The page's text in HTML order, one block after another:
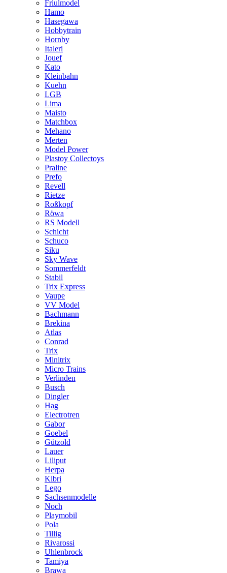
Friulmodel
Hamo
Hasegawa
Hobbytrain
Hornby
Italeri
Jouef
Kato
Kleinbahn
Kuehn
LGB
Lima
Maisto
Matchbox
Mehano
Merten
Model Power
Plastoy Collectoys
Praline
Prefo
Revell
Rietze
Roßkopf
Röwa
RS Modell
Schicht
Schuco
Siku
Sky Wave
Sommerfeldt
Stabil
Trix Express
Vaupe
VV Model
Bachmann
Brekina
Atlas
Conrad
Trix
Minitrix
Micro Trains
Verlinden
Busch
Dingler
Hag
Electrotren
Gabor
Goebel
Gützold
Lauer
Liliput
Herpa
Kibri
Lego
Sachsenmodelle
Noch
Playmobil
Pola
Tillig
Rivarossi
Uhlenbrock
Tamiya
Brawa